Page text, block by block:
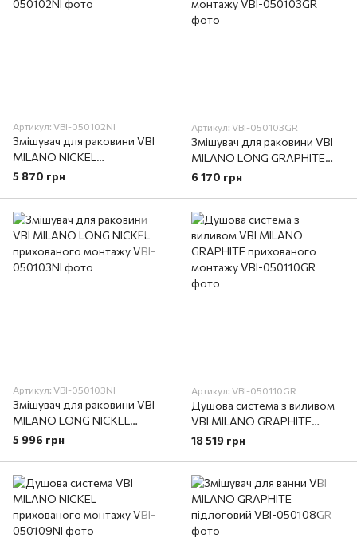
Артикул: VBI-050102NI
Змішувач для раковини VBI
MILANO NICKEL
прихованого монтажу
5 870 грн
Артикул: VBI-050103GR
Змішувач для раковини VBI
MILANO LONG GRAPHITE
прихованого монтажу
6 170 грн
Артикул: VBI-050103NI
Змішувач для раковини VBI
MILANO LONG NICKEL
прихованого монтажу
5 996 грн
Артикул: VBI-050110GR
Душова система з виливом
VBI MILANO GRAPHITE
прихованого монтажу
18 519 грн